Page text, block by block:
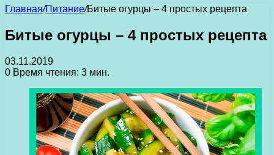
Главная/Питание/Битые огурцы – 4 простых рецепта
Битые огурцы – 4 простых рецепта
03.11.2019
0 Время чтения: 3 мин.